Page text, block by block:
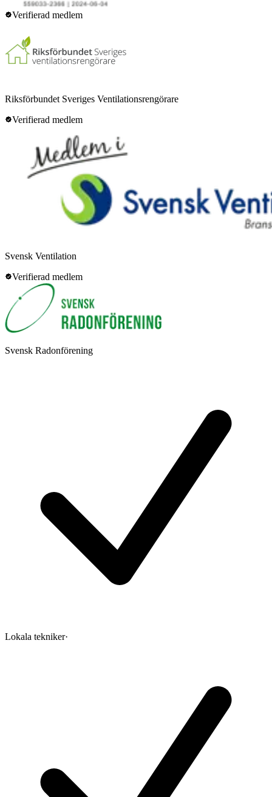
Verifierad medlem
Riksförbundet Sveriges Ventilationsrengörare
Verifierad medlem
Svensk Ventilation
Verifierad medlem
Svensk Radonförening
Lokala tekniker·